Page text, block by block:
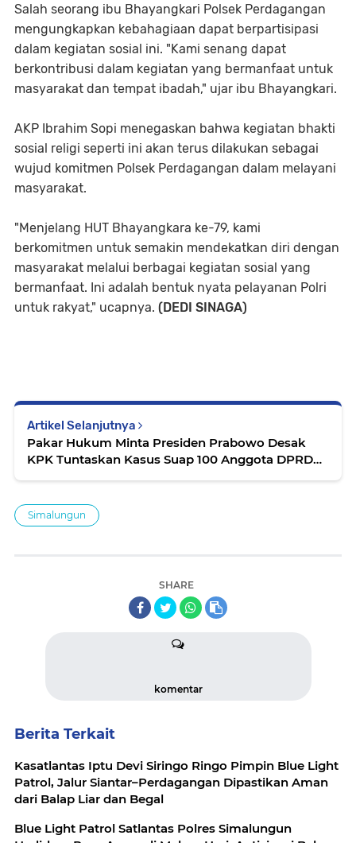
Salah seorang ibu Bhayangkari Polsek Perdagangan
mengungkapkan kebahagiaan dapat berpartisipasi
dalam kegiatan sosial ini. "Kami senang dapat
berkontribusi dalam kegiatan yang bermanfaat untuk
masyarakat dan tempat ibadah," ujar ibu Bhayangkari.
AKP Ibrahim Sopi menegaskan bahwa kegiatan bhakti
sosial religi seperti ini akan terus dilakukan sebagai
wujud komitmen Polsek Perdagangan dalam melayani
masyarakat.
"Menjelang HUT Bhayangkara ke-79, kami
berkomitmen untuk semakin mendekatkan diri dengan
masyarakat melalui berbagai kegiatan sosial yang
bermanfaat. Ini adalah bentuk nyata pelayanan Polri
untuk rakyat," ucapnya. (DEDI SINAGA)
Artikel Selanjutnya
Pakar Hukum Minta Presiden Prabowo Desak
KPK Tuntaskan Kasus Suap 100 Anggota DPRD
Simalungun
SHARE
komentar
Berita Terkait
Kasatlantas Iptu Devi Siringo Ringo Pimpin Blue Light
Patrol, Jalur Siantar–Perdagangan Dipastikan Aman
dari Balap Liar dan Begal
Blue Light Patrol Satlantas Polres Simalungun